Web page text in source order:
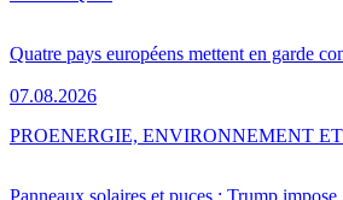
Quatre pays européens mettent en garde
07.08.2026
PROENERGIE, ENVIRONNEMENT